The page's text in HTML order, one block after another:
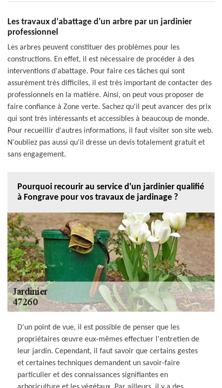
Les travaux d'abattage d'un arbre par un jardinier
professionnel
Les arbres peuvent constituer des problèmes pour les
constructions. En effet, il est nécessaire de procéder à des
interventions d'abattage. Pour faire ces tâches qui sont
assurément très difficiles, il est très important de contacter des
professionnels en la matière. Ainsi, on peut vous proposer de
faire confiance à Zone verte. Sachez qu'il peut avancer des prix
qui sont très intéressants et accessibles à beaucoup de monde.
Pour recueillir d'autres informations, il faut visiter son site web.
N'oubliez pas aussi qu'il dresse un devis totalement gratuit et
sans engagement.
Pourquoi recourir au service d'un jardinier qualifié
à Fongrave pour vos travaux de jardinage ?
D'un point de vue, il est possible de penser que les
propriétaires œuvre eux-mêmes effectuer l'entretien de
leur jardin. Cependant, il faut savoir que certains gestes
et certaines techniques demandent un savoir-faire
particulier et des connaissances signifiantes en